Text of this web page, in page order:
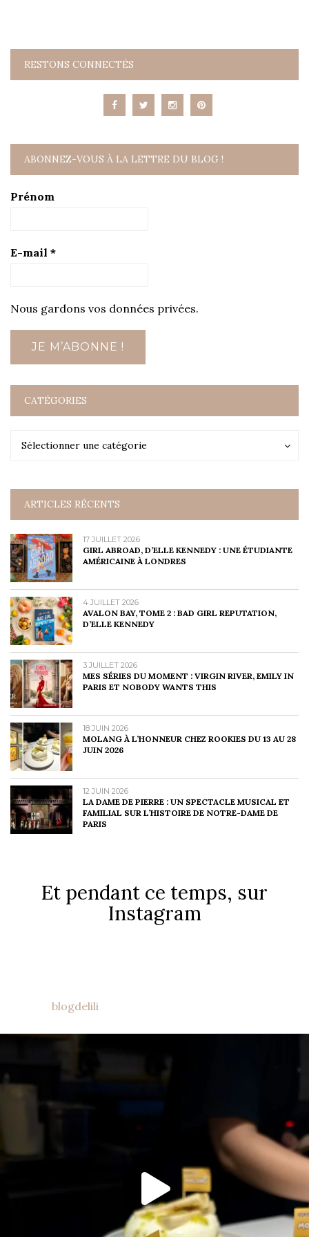
RESTONS CONNECTÉS
ABONNEZ-VOUS À LA LETTRE DU BLOG !
Prénom
E-mail *
Nous gardons vos données privées.
CATÉGORIES
Sélectionner une catégorie
ARTICLES RÉCENTS
17 JUILLET 2026
GIRL ABROAD, D’ELLE KENNEDY : UNE ÉTUDIANTE
AMÉRICAINE À LONDRES
4 JUILLET 2026
AVALON BAY, TOME 2 : BAD GIRL REPUTATION,
D’ELLE KENNEDY
3 JUILLET 2026
MES SÉRIES DU MOMENT : VIRGIN RIVER, EMILY IN
PARIS ET NOBODY WANTS THIS
18 JUIN 2026
MOLANG À L’HONNEUR CHEZ ROOKIES DU 13 AU 28
JUIN 2026
12 JUIN 2026
LA DAME DE PIERRE : UN SPECTACLE MUSICAL ET
FAMILIAL SUR L’HISTOIRE DE NOTRE-DAME DE
PARIS
Et pendant ce temps, sur
Instagram
blogdelili